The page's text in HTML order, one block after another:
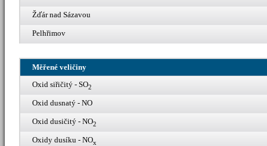
Žďár nad Sázavou
Pelhřimov
Měřené veličiny
Oxid siřičitý - SO2
Oxid dusnatý - NO
Oxid dusičitý - NO2
Oxidy dusíku - NOx